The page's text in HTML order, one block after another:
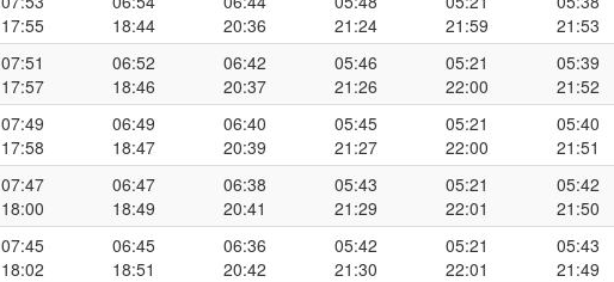
17:55
18:44
20:36
21:24
21:59
21:53
07:51
17:57
06:52
18:46
06:42
20:37
05:46
21:26
05:21
22:00
05:39
21:52
07:49
17:58
06:49
18:47
06:40
20:39
05:45
21:27
05:21
22:00
05:40
21:51
07:47
18:00
06:47
18:49
06:38
20:41
05:43
21:29
05:21
22:01
05:42
21:50
07:45
18:02
06:45
18:51
06:36
20:42
05:42
21:30
05:21
22:01
05:43
21:49